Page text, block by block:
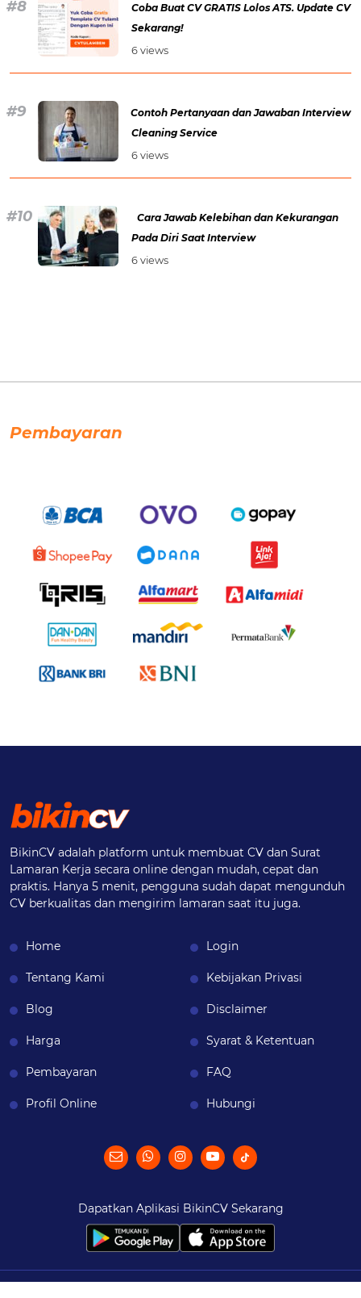
Coba Buat CV GRATIS Lolos ATS. Update CV
Sekarang!
6 views
Contoh Pertanyaan dan Jawaban Interview
Cleaning Service
6 views
Cara Jawab Kelebihan dan Kekurangan
Pada Diri Saat Interview
6 views
Pembayaran
BikinCV adalah platform untuk membuat CV dan Surat
Lamaran Kerja secara online dengan mudah, cepat dan
praktis. Hanya 5 menit, pengguna sudah dapat mengunduh
CV berkualitas dan mengirim lamaran saat itu juga.
Home
Tentang Kami
Blog
Harga
Pembayaran
Profil Online
Login
Kebijakan Privasi
Disclaimer
Syarat & Ketentuan
FAQ
Hubungi
Dapatkan Aplikasi BikinCV Sekarang